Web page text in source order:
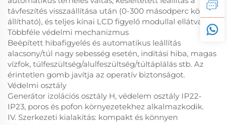
távfeszítés visszaállítása után (0-300 másodperc között
állítható), és teljes kínai LCD figyelő modullal ellátva.
Többféle védelmi mechanizmus
Beépített hibafigyelés és automatikus leállítás
alacsony/túl nagy sebesség esetén, indítási hiba, magas
vízfok, túlfeszültség/alulfeszültség/túltáplálás stb. Az
érintetlen gomb javítja az operatív biztonságot.
Védelmi osztály
Generátor izolációs osztály H, védelem osztály IP22-
IP23, poros és pofon környezetekhez alkalmazkodik.
IV. Szerkezeti kialakítás: kompakt és könnyen